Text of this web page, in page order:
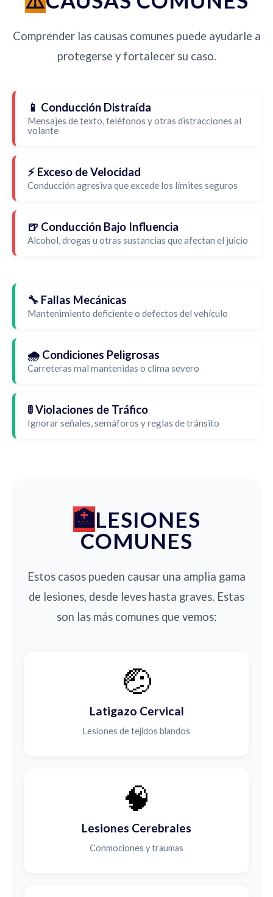
Comprender las causas comunes puede ayudarle a
protegerse y fortalecer su caso.
📱 Conducción Distraída
Mensajes de texto, teléfonos y otras distracciones al
volante
⚡ Exceso de Velocidad
Conducción agresiva que excede los límites seguros
🍺 Conducción Bajo Influencia
Alcohol, drogas u otras sustancias que afectan el juicio
🔧 Fallas Mecánicas
Mantenimiento deficiente o defectos del vehículo
🌧️ Condiciones Peligrosas
Carreteras mal mantenidas o clima severo
🚦 Violaciones de Tráfico
Ignorar señales, semáforos y reglas de tránsito
LESIONES
COMUNES
Estos casos pueden causar una amplia gama
de lesiones, desde leves hasta graves. Estas
son las más comunes que vemos:
🤕
Latigazo Cervical
Lesiones de tejidos blandos
🧠
Lesiones Cerebrales
Conmociones y traumas